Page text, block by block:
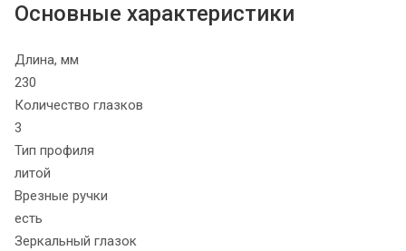
Основные характеристики
Длина, мм
230
Количество глазков
3
Тип профиля
литой
Врезные ручки
есть
Зеркальный глазок